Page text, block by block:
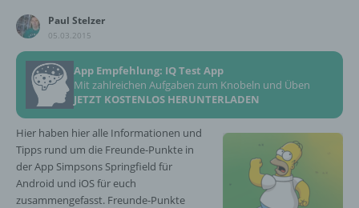
Paul Stelzer
05.03.2015
App Empfehlung: IQ Test App
Mit zahlreichen Aufgaben zum Knobeln und Üben
JETZT KOSTENLOS HERUNTERLADEN
Hier haben hier alle Informationen und
Tipps rund um die Freunde-Punkte in
der App Simpsons Springfield für
Android und iOS für euch
zusammengefasst. Freunde-Punkte